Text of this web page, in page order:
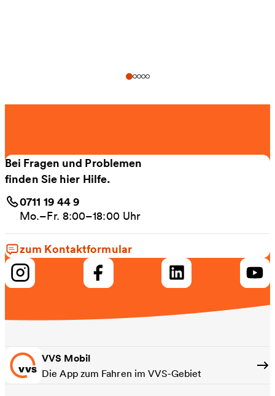
Bei Fragen und Problemen
finden Sie hier Hilfe.
0711 19 44 9
Mo.–Fr. 8:00–18:00 Uhr
zum Kontaktformular
VVS Mobil
Die App zum Fahren im VVS-Gebiet